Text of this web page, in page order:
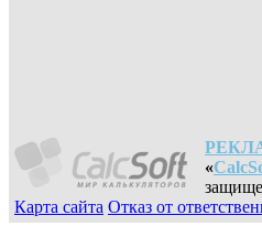
«
Карта сайта Отказ от